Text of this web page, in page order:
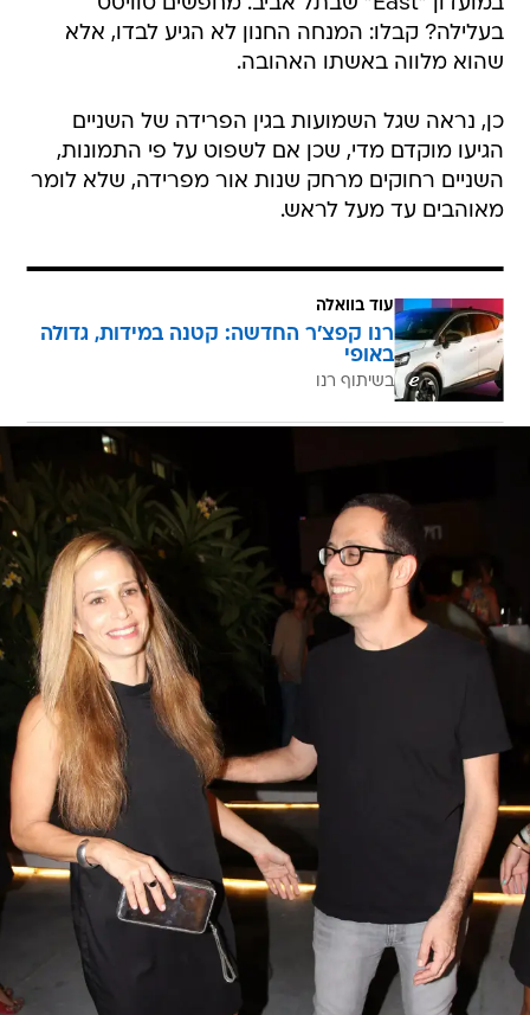
בעלילה? קבלו: המנחה החנון לא הגיע לבדו, אלא
שהוא מלווה באשתו האהובה.
כן, נראה שגל השמועות בגין הפרידה של השניים
הגיעו מוקדם מדי, שכן אם לשפוט על פי התמונות,
השניים רחוקים מרחק שנות אור מפרידה, שלא לומר
מאוהבים עד מעל לראש.
עוד בוואלה
רנו קפצ'ר החדשה: קטנה במידות, גדולה
באופי
בשיתוף רנו